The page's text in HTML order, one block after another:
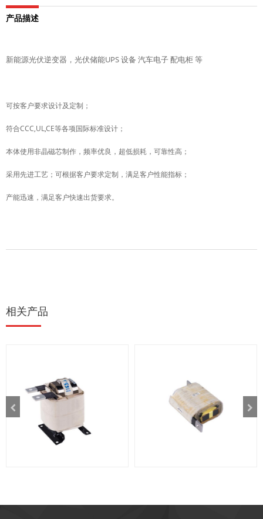
产品描述
新能源光伏逆变器，光伏储能UPS 设备 汽车电子 配电柜 等
可按客户要求设计及定制；
符合CCC,UL,CE等各项国际标准设计；
本体使用非晶磁芯制作，频率优良，超低损耗，可靠性高；
采用先进工艺；可根据客户要求定制，满足客户性能指标；
产能迅速，满足客户快速出货要求。
相关产品